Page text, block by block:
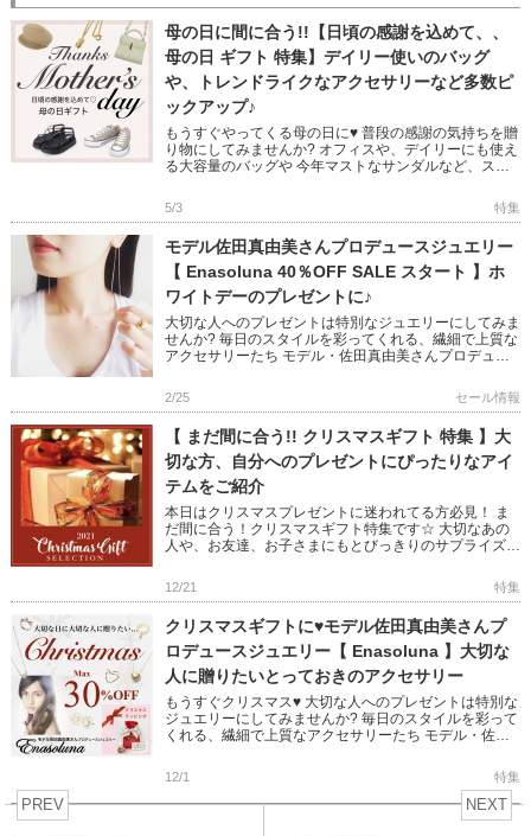
母の日に間に合う!!【日頃の感謝を込めて、、
母の日 ギフト 特集】デイリー使いのバッグ
や、トレンドライクなアクセサリーなど多数ピ
ックアップ♪
もうすぐやってくる母の日に♥ 普段の感謝の気持ちを贈
り物にしてみませんか? オフィスや、デイリーにも使え
る大容量のバッグや 今年マストなサンダルなど、スタ
5/3 特集
モデル佐田真由美さんプロデュースジュエリー
【 Enasoluna 40％OFF SALE スタート 】ホ
ワイトデーのプレゼントに♪
大切な人へのプレゼントは特別なジュエリーにしてみま
せんか? 毎日のスタイルを彩ってくれる、繊細で上質な
アクセサリーたち モデル・佐田真由美さんプロデュー
2/25 セール情報
【 まだ間に合う!! クリスマスギフト 特集 】大
切な方、自分へのプレゼントにぴったりなアイ
テムをご紹介
本日はクリスマスプレゼントに迷われてる方必見！ ま
だ間に合う！クリスマスギフト特集です☆ 大切なあの
人や、お友達、お子さまにもとびっきりのサプライズを
12/21 特集
クリスマスギフトに♥モデル佐田真由美さんプ
ロデュースジュエリー【 Enasoluna 】大切な
人に贈りたいとっておきのアクセサリー
もうすぐクリスマス♥ 大切な人へのプレゼントは特別な
ジュエリーにしてみませんか? 毎日のスタイルを彩って
くれる、繊細で上質なアクセサリーたち モデル・佐田
12/1 特集
PREV NEXT